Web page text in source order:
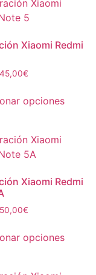
Xiaomi Redmi
45,00€
opciones
Xiaomi Redmi
50,00€
opciones